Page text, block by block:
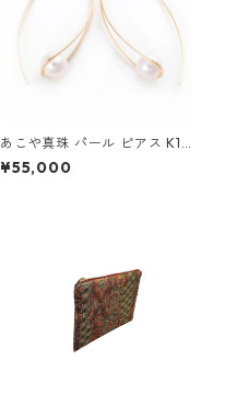
あこや真珠 パール ピアス K10
イエローゴールド ジプシー フ
ック ピアス 7mm 7ミリ珠 ア
¥55,000